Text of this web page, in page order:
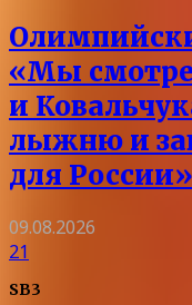
«Мы
и
лыжню и
для России»
09.08.2026
21
SB3